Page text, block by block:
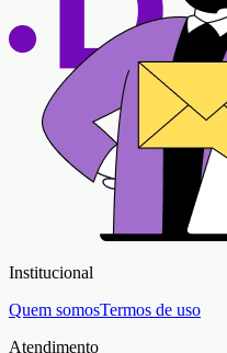
Institucional
Quem somosTermos de uso
Atendimento